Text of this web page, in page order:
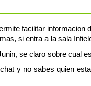
facilitar informacion
si entra a la sala
se claro sobre cual
y no sabes quien